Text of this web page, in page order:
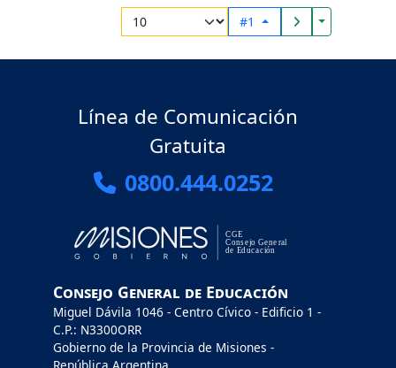
#1 Toggle
Consejo General de Educación
Miguel Dávila 1046 - Centro Cívico - Edificio 1 -
C.P.: N3300ORR
Gobierno de la Provincia de Misiones -
Línea de Comunicación
Gratuita
0800.444.0252